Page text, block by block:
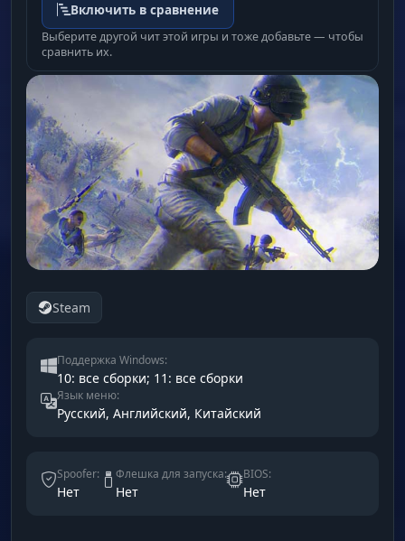
Включить в сравнение
Выберите другой чит этой игры и тоже добавьте — чтобы
сравнить их.
Steam
Поддержка Windows:
10: все сборки; 11: все сборки
Язык меню:
Русский, Английский, Китайский
Spoofer:
Нет
Флешка для запуска:
Нет
BIOS:
Нет